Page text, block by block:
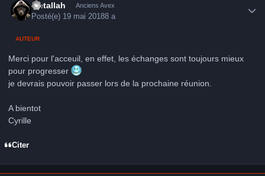
Metallah Anciens Avex
Posté(e) 19 mai 20188 a
AUTEUR
Merci pour l'acceuil, en effet, les échanges sont toujours mieux
pour progresser
je devrais pouvoir passer lors de la prochaine réunion.
A bientot
Cyrille
Citer